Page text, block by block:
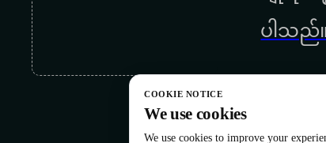
ပါသည်
COOKIE NOTICE
We use cookies
We use cookies to improve your